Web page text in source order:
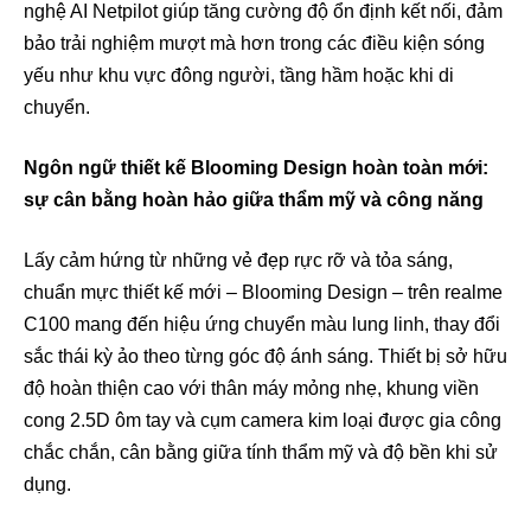
nghệ AI Netpilot giúp tăng cường độ ổn định kết nối, đảm
bảo trải nghiệm mượt mà hơn trong các điều kiện sóng
yếu như khu vực đông người, tầng hầm hoặc khi di
chuyển.
Ngôn ngữ thiết kế Blooming Design hoàn toàn mới:
sự cân bằng hoàn hảo giữa thẩm mỹ và công năng
Lấy cảm hứng từ những vẻ đẹp rực rỡ và tỏa sáng,
chuẩn mực thiết kế mới – Blooming Design – trên realme
C100 mang đến hiệu ứng chuyển màu lung linh, thay đổi
sắc thái kỳ ảo theo từng góc độ ánh sáng. Thiết bị sở hữu
độ hoàn thiện cao với thân máy mỏng nhẹ, khung viền
cong 2.5D ôm tay và cụm camera kim loại được gia công
chắc chắn, cân bằng giữa tính thẩm mỹ và độ bền khi sử
dụng.